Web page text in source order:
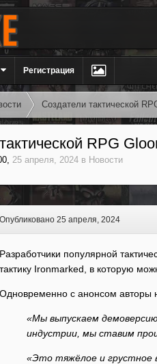
Регистрация
Создатели тактической
RPG
, 25 апреля, 2024 в Новости
Опубликовано 25 апреля, 2024
Разработчики популярной
тактику Ironmarked, в которую
Одновременно с анонсом авторы
«Мы выпускаем
индустрии, мы ставим
«Это тяжёлое и грустное